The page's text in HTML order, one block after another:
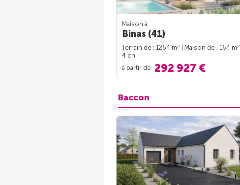
Maison à
Binas (41)
Terrain de : 1264 m2 | Maison de : 164 m2
4 ch.
à partir de 292 927 €
Baccon